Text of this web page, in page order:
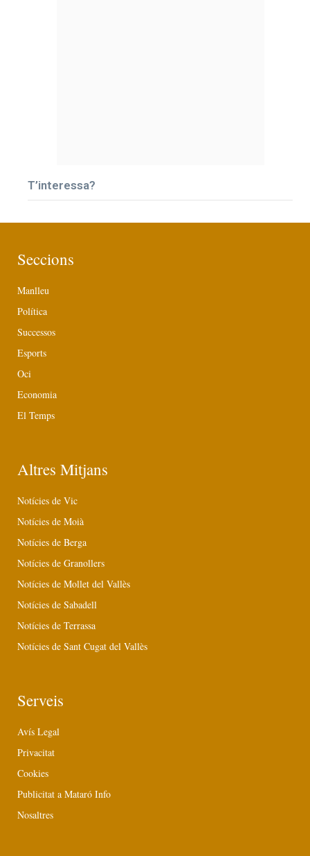
T’interessa?
Seccions
Manlleu
Política
Successos
Esports
Oci
Economia
El Temps
Altres Mitjans
Notícies de Vic
Notícies de Moià
Notícies de Berga
Notícies de Granollers
Notícies de Mollet del Vallès
Notícies de Sabadell
Notícies de Terrassa
Notícies de Sant Cugat del Vallès
Serveis
Avís Legal
Privacitat
Cookies
Publicitat a Mataró Info
Nosaltres